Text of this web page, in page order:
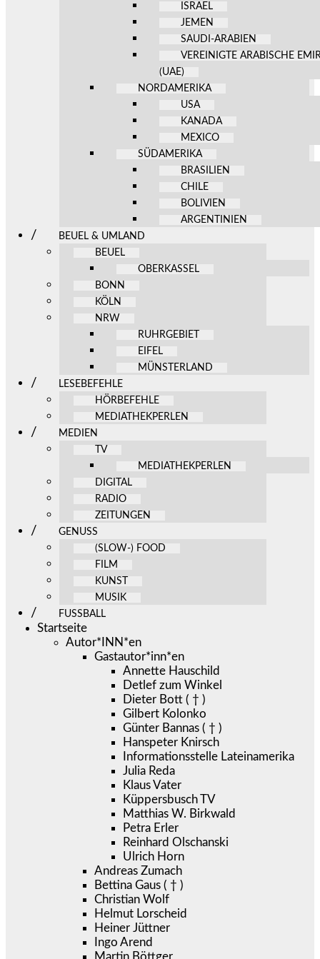
ISRAEL
JEMEN
SAUDI-ARABIEN
VEREINIGTE ARABISCHE
(UAE)
NORDAMERIKA
USA
KANADA
MEXICO
SÜDAMERIKA
BRASILIEN
CHILE
BOLIVIEN
ARGENTINIEN
BEUEL & UMLAND
BEUEL
OBERKASSEL
BONN
KÖLN
NRW
RUHRGEBIET
EIFEL
MÜNSTERLAND
LESEBEFEHLE
HÖRBEFEHLE
MEDIATHEKPERLEN
MEDIEN
TV
MEDIATHEKPERLEN
DIGITAL
RADIO
ZEITUNGEN
GENUSS
(SLOW-) FOOD
FILM
KUNST
MUSIK
FUSSBALL
Startseite
Autor*INN*en
Gastautor*inn*en
Annette Hauschild
Detlef zum Winkel
Dieter Bott ( † )
Gilbert Kolonko
Günter Bannas ( † )
Hanspeter Knirsch
Informationsstelle Lateinamerika
Julia Reda
Klaus Vater
Küppersbusch TV
Matthias W. Birkwald
Petra Erler
Reinhard Olschanski
Ulrich Horn
Andreas Zumach
Bettina Gaus ( † )
Christian Wolf
Helmut Lorscheid
Heiner Jüttner
Ingo Arend
Martin Böttger